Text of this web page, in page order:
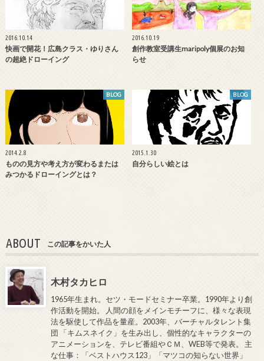
2016.10.14
快画で開花！広島クラス・ゆりさん
の超絶ドローイング
2016.10.19
創作教室受講生maripoly個展のお知
らせ
BLOG
2014.2.8
ものの見方や考え方が変わるまたは
みつかるドローイングとは？
BLOG
2015.1.30
自分らしい絵とは
ABOUT この記事をかいた人
木村タカヒロ
1965年生まれ。セツ・モードセミナー卒業。1990年より創
作活動を開始。 人間の顔をメインモチーフに、様々な表現
法を駆使して作品を量産。2003年、バーチャルタレント集
団 「キムスネイク」を生み出し、個性的なキャラクターの
アニメーションを、テレビ番組やＣＭ、WEB等で発表。 主
な仕事：「ベストハウス123」「マツコの知らない世界」